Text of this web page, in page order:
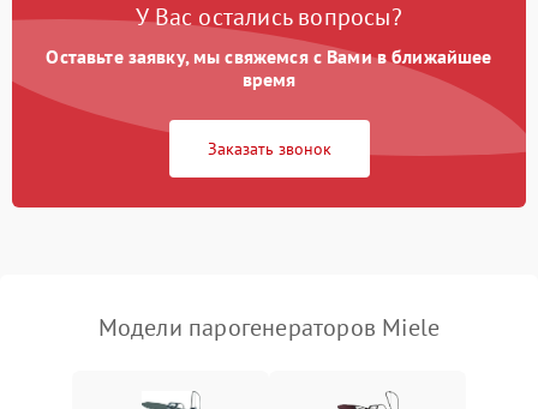
1200 ₽
Не сохраняет настройки Подробнее →
1500 ₽ Подробнее →
Не подает пар 1800 ₽ Подробнее →
У Вас остались вопросы?
Оставьте заявку, мы свяжемся с Вами в ближайшее
время
Заказать звонок
Модели парогенераторов Miele